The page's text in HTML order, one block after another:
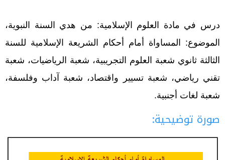
درس في مادة العلوم الإسلامية: من هدي السنة النبوية،
الموضوع: المساواة أمام أحكام الشريعة الإسلامية للسنة
الثالثة ثانوي شعبة العلوم التجريبية، شعبة الرياضيات، شعبة
تقني رياضي، شعبة تسيير واقتصاد، شعبة آداب وفلسفة،
شعبة لغات أجنبية.
صورة توضيحية: